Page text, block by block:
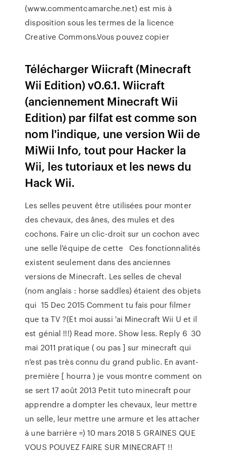
(www.commentcamarche.net) est mis à
disposition sous les termes de la licence
Creative Commons.Vous pouvez copier
Télécharger Wiicraft (Minecraft
Wii Edition) v0.6.1. Wiicraft
(anciennement Minecraft Wii
Edition) par filfat est comme son
nom l'indique, une version Wii de
MiWii Info, tout pour Hacker la
Wii, les tutoriaux et les news du
Hack Wii.
Les selles peuvent être utilisées pour monter
des chevaux, des ânes, des mules et des
cochons. Faire un clic-droit sur un cochon avec
une selle l'équipe de cette Ces fonctionnalités
existent seulement dans des anciennes
versions de Minecraft. Les selles de cheval
(nom anglais : horse saddles) étaient des objets
qui 15 Dec 2015 Comment tu fais pour filmer
que ta TV ?(Et moi aussi 'ai Minecraft Wii U et il
est génial !!!) Read more. Show less. Reply 6 30
mai 2011 pratique ( ou pas ] sur minecraft qui
n'est pas très connu du grand public. En avant-
première [ hourra ) je vous montre comment on
se sert 17 août 2013 Petit tuto minecraft pour
apprendre a dompter les chevaux, leur mettre
un selle, leur mettre une armure et les attacher
à une barrière =) 10 mars 2018 5 GRAINES QUE
VOUS POUVEZ FAIRE SUR MINECRAFT !!